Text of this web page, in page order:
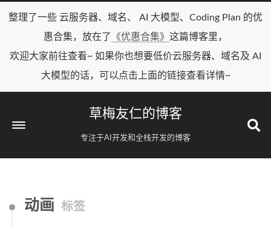
整理了一些 云服务器、域名、 AI 大模型、Coding Plan 的优
惠合集，放在了
《优惠合集》 这篇博客里，
欢迎大家前往查看~ 如果你也想要低价云服务器、域名及 AI
大模型的话，可以点击上面的链接查看详情~
草梅友仁的博客
专注于AI开发和全栈开发的博客
动画 标签